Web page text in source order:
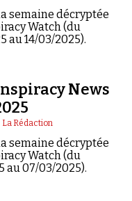
semaine décryptée
Watch (du
au 14/03/2025).
News
La Rédaction
semaine décryptée
Watch (du
au 07/03/2025).